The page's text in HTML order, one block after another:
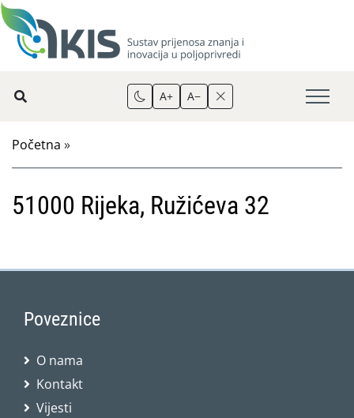
A+ A−
Početna »
51000 Rijeka, Ružićeva 32
Poveznice
O nama
Kontakt
Vijesti